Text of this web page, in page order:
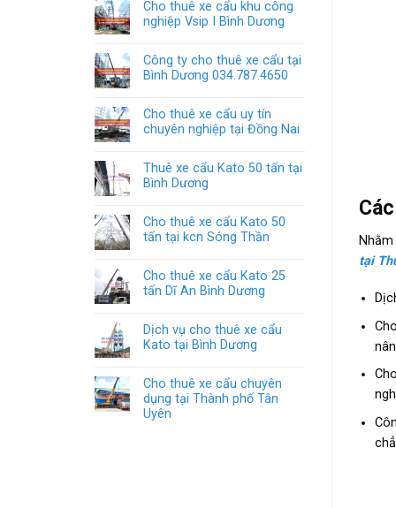
Cho thuê xe cẩu khu công
nghiệp Vsip I Bình Dương
Công ty cho thuê xe cẩu tại
Bình Dương 034.787.4650
Cho thuê xe cẩu uy tín
chuyên nghiệp tại Đồng Nai
Thuê xe cẩu Kato 50 tấn tại
Bình Dương
Cho thuê xe cẩu Kato 50
tấn tại kcn Sóng Thần
Cho thuê xe cẩu Kato 25
tấn Dĩ An Bình Dương
Dịch vụ cho thuê xe cẩu
Kato tại Bình Dương
Cho thuê xe cẩu chuyên
dụng tại Thành phố Tân
Uyên
tại